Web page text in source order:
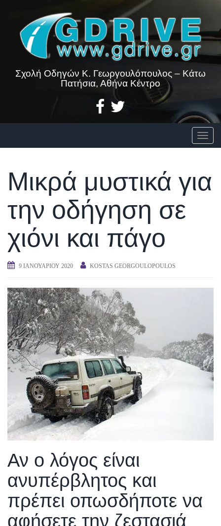
content
Σχολή Οδηγών Κ. Γεωργουλόπουλος – Κάτω
Πατήσια, Αθήνα Κέντρο
Μικρά μυστικά για
την οδήγηση σε
χιόνι και πάγο
9 ΙΑΝΟΥΑΡΊΟΥ 2020 KOSTAS GEORGOULOPOULOS
Αν ο λόγος είναι
ανυπέρβλητος και
πρέπει οπωσδήποτε να
αφήσετε την ζεστασιά